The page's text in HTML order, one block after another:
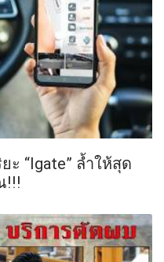
“Igate” ลํ้าให้สุด
!!!